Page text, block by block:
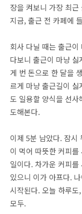
장을 켜보니 가장 최
지금, 출근 전 카페에
회사 다닐 때는 출근
다보니 출근이 마냥
게 번 돈으로 한 달을
르게 마냥 출근길이
도 일용할 양식을 선사
도해본다.
이제 5분 남았다. 잠시
이 먹어 따뜻한 커피
일이다. 차가운 커피
있으니 이가 아프다.
시작된다. 오늘 하루
모두.